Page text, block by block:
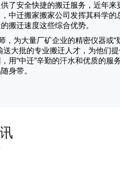
了安全快捷的搬迁服务，近年
中迁搬家搬家公司发挥其科学的
搬迁速度这些综合优势。
，为大量厂矿企业的精密仪器或“
送大批的专业搬迁人才，为他们
用“中迁”辛勤的汗水和优质的服
身带。